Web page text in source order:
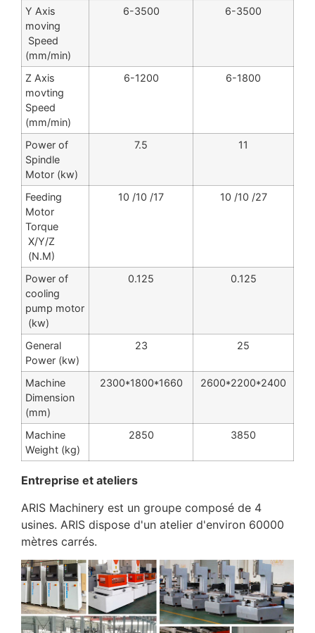
Y Axis
moving
Speed
(mm/min)
6-3500 6-3500
Z Axis
movting
Speed
(mm/min)
6-1200 6-1800
Power of
Spindle
Motor (kw)
7.5 11
Feeding
Motor
Torque
X/Y/Z
(N.M)
10 /10 /17 10 /10 /27
Power of
cooling
pump motor
(kw)
0.125 0.125
General
Power (kw)
23 25
Machine
Dimension
(mm)
2300*1800*1660 2600*2200*2400
Machine
Weight (kg)
2850 3850
Entreprise et ateliers
ARIS Machinery est un groupe composé de 4
usines. ARIS dispose d'un atelier d'environ 60000
mètres carrés.